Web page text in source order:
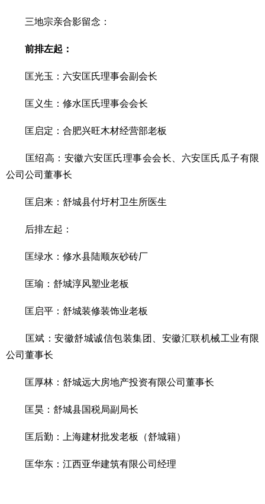
三地宗亲合影留念：
前排左起：
匡光玉：六安匡氏理事会副会长
匡义生：修水匡氏理事会会长
匡启定：合肥兴旺木材经营部老板
匡绍高：安徽六安匡氏理事会会长、六安匡氏瓜子有限
公司公司董事长
匡启来：舒城县付圩村卫生所医生
后排左起：
匡绿水：修水县陆顺灰砂砖厂
匡瑜：舒城淳风塑业老板
匡启平：舒城装修装饰业老板
匡斌：安徽舒城诚信包装集团、安徽汇联机械工业有限
公司董事长
匡厚林：舒城远大房地产投资有限公司董事长
匡昊：舒城县国税局副局长
匡后勤：上海建材批发老板（舒城籍）
匡华东：江西亚华建筑有限公司经理